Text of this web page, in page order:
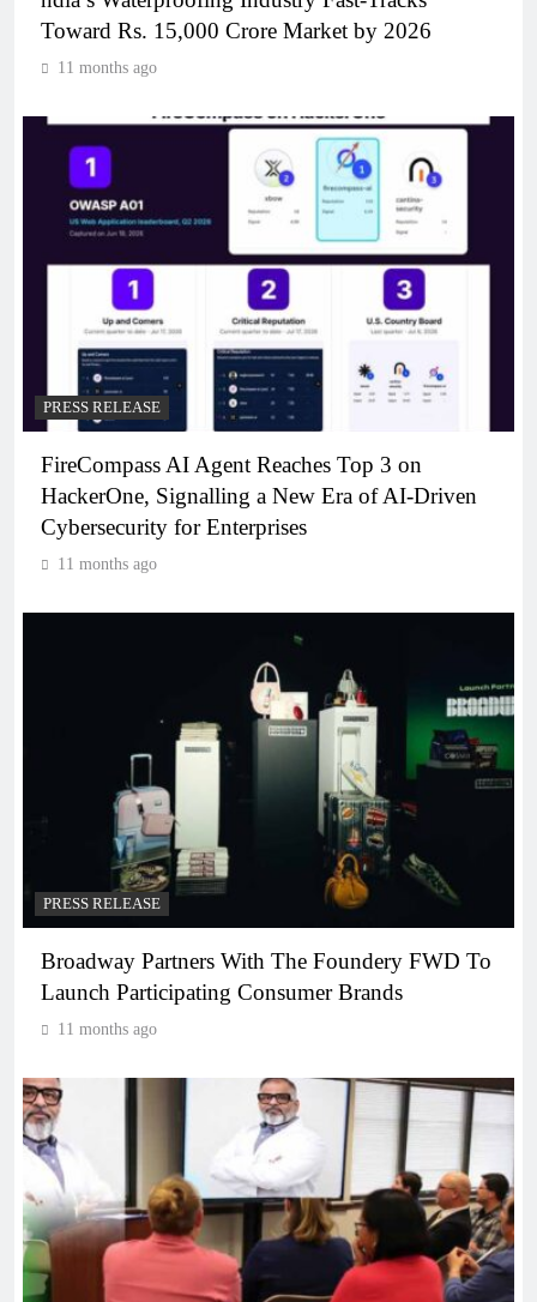
Toward Rs. 15,000 Crore Market by 2026
11 months ago
PRESS RELEASE
FireCompass AI Agent Reaches Top 3 on
HackerOne, Signalling a New Era of AI-Driven
Cybersecurity for Enterprises
11 months ago
PRESS RELEASE
Broadway Partners With The Foundery FWD To
Launch Participating Consumer Brands
11 months ago